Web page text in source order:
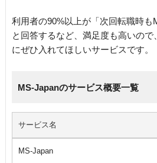
利用者の90%以上が「次回転職時も
と回答するなど、満足度も高いの
にぜひ入れてほしいサービスです。
MS-Japanのサービス概要一覧
サービス名
MS-Japan